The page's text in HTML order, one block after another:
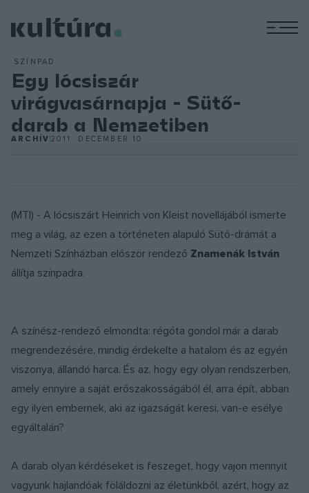
SZÍNPAD
Egy lócsiszár
virágvasárnapja - Sütő-
darab a Nemzetiben
ARCHÍV2011. DECEMBER 10.
(MTI) - A lócsiszárt Heinrich von Kleist novellájából ismerte
meg a világ, az ezen a történeten alapuló Sütő-drámát a
Nemzeti Színházban először rendező Znamenák István
állítja színpadra.
A színész-rendező elmondta: régóta gondol már a darab
megrendezésére, mindig érdekelte a hatalom és az egyén
viszonya, állandó harca. És az, hogy egy olyan rendszerben,
amely ennyire a saját erőszakosságából él, arra épít, abban
egy ilyen embernek, aki az igazságát keresi, van-e esélye
egyáltalán?
A darab olyan kérdéseket is feszeget, hogy vajon mennyit
vagyunk hajlandóak föláldozni az életünkből, azért, hogy az